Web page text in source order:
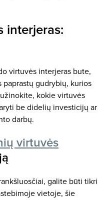
interjeras:
virtuvės interjeras bute,
paprastų gudrybių, kurios
kokie virtuvės
be didelių investicijų ar
darbų.
virtuvės
galite būti tikri
vietoje, šie